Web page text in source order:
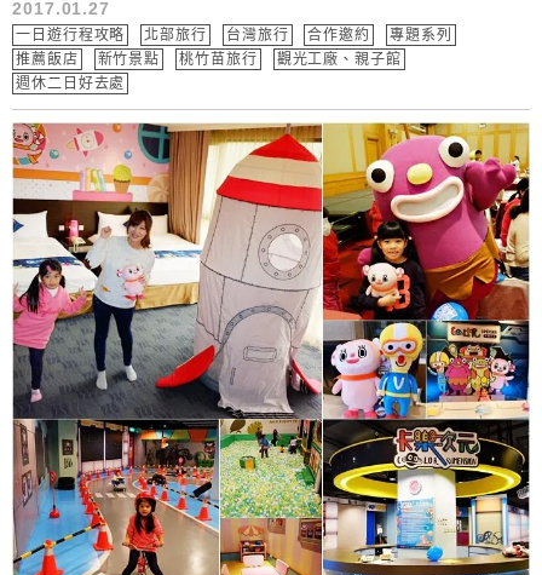
2017.01.27
一日遊行程攻略 北部旅行 台灣旅行 合作邀約
專題系列
推薦飯店
新竹景點 桃竹苗旅行
觀光工廠、親子館
週休二日好去處